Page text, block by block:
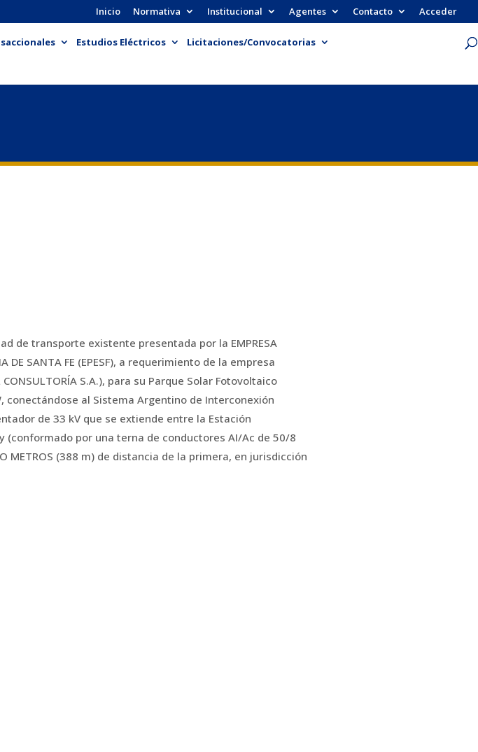
Inicio Normativa Institucional Agentes Contacto Acceder
Estudios Eléctricos
Licitaciones/Convocatorias
de transporte existente presentada por la EMPRESA
DE SANTA FE (EPESF), a requerimiento de la empresa
CONSULTORÍA S.A.), para su Parque Solar Fotovoltaico
conectándose al Sistema Argentino de Interconexión
de 33 kV que se extiende entre la Estación
(conformado por una terna de conductores AI/Ac de 50/8
METROS (388 m) de distancia de la primera, en jurisdicción